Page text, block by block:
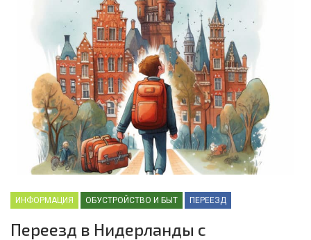
ИНФОРМАЦИЯ ОБУСТРОЙСТВО И БЫТ ПЕРЕЕЗД
Переезд в Нидерланды с